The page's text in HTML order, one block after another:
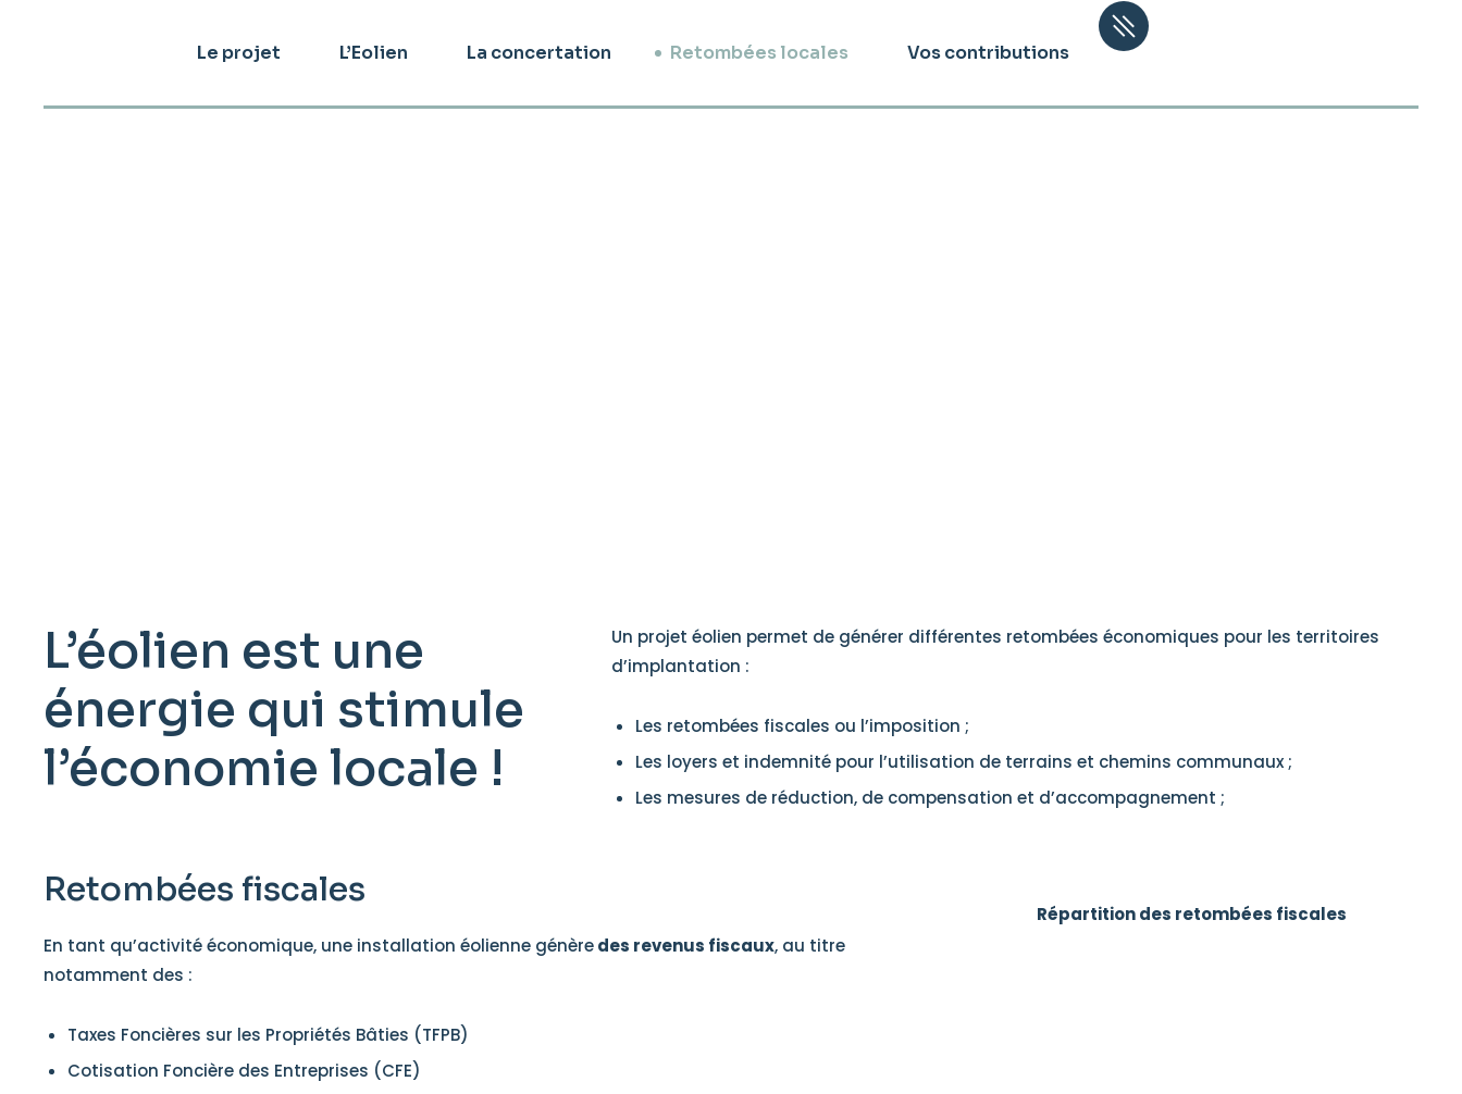
Le projet L’Eolien La concertation Retombées locales Vos contributions
L’éolien est une
énergie qui stimule
l’économie locale !
Un projet éolien permet de générer différentes retombées économiques pour les territoires
d’implantation :
Les retombées fiscales ou l’imposition ;
Les loyers et indemnité pour l’utilisation de terrains et chemins communaux ;
Les mesures de réduction, de compensation et d’accompagnement ;
Retombées fiscales
En tant qu’activité économique, une installation éolienne génèredes revenus fiscaux, au titre
notamment des :
Taxes Foncières sur les Propriétés Bâties (TFPB)
Cotisation Foncière des Entreprises (CFE)
Répartition des retombées fiscales